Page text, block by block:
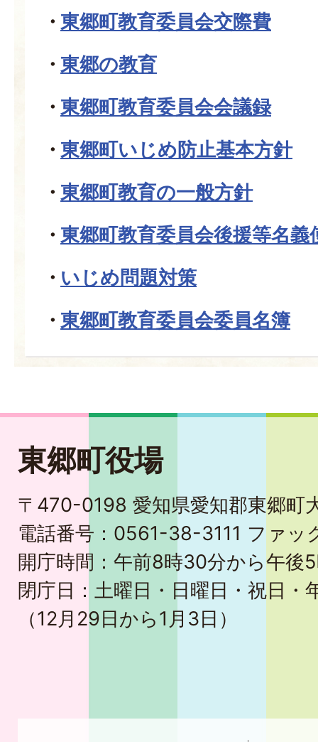
東郷町教育委員会交際費
東郷の教育
東郷町教育委員会会議録
東郷町いじめ防止基本方針
東郷町教育の一般方針
東郷町教育委員会後援等名
いじめ問題対策
東郷町教育委員会委員名簿
東郷町役場
〒470-0198 愛知県愛知郡東郷町
電話番号：0561-38-3111 ファ
開庁時間：午前8時30分から午後
閉庁日：土曜日・日曜日・祝日・
（12月29日から1月3日）